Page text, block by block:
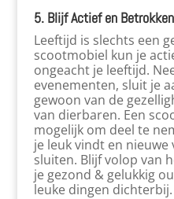
5. Blijf Actief en Betrokken
Leeftijd is slechts een
scootmobiel kun je
ongeacht je leeftijd.
evenementen, sluit je
gewoon van de
van dierbaren. Een
mogelijk om deel te
je leuk vindt en
sluiten. Blijf volop van
je gezond & gelukkig
leuke dingen dichterbij.